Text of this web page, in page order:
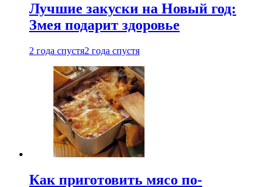
Лучшие закуски на Новый год:
Змея подарит здоровье
2 года спустя2 года спустя
Как приготовить мясо по-